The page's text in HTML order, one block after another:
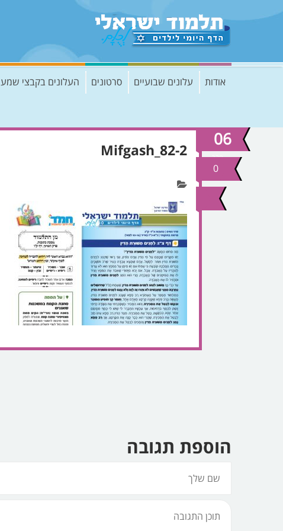
אודות עלונים שבועיים סרטונים העלונים בקבצי שמע
06
פבר
2017
0
Mifgash_82-2
הוספת תגובה